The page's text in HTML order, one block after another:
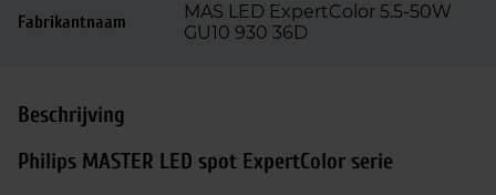
Fabrikantnaam
MAS LED ExpertColor 5.5-50W
GU10 930 36D
Beschrijving
Philips MASTER LED spot ExpertColor serie